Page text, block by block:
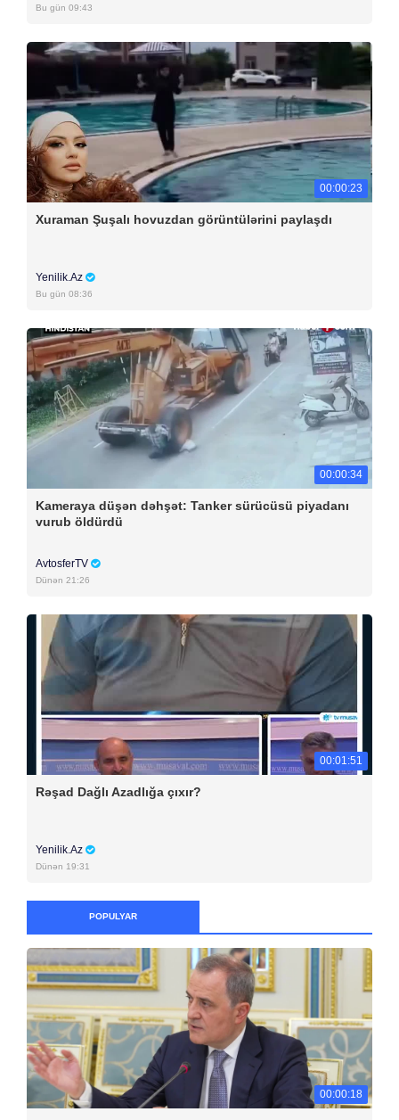
Bu gün 09:43
00:00:23
Xuraman Şuşalı hovuzdan görüntülərini paylaşdı
Yenilik.Az
Bu gün 08:36
00:00:34
Kameraya düşən dəhşət: Tanker sürücüsü piyadanı
vurub öldürdü
AvtosferTV
Dünən 21:26
00:01:51
Rəşad Dağlı Azadlığa çıxır?
Yenilik.Az
Dünən 19:31
POPULYAR
00:00:18